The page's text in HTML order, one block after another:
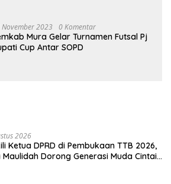
November 2023 0 Komentar
Mura Gelar Turnamen Futsal Pj
Cup Antar SOPD
2026
Ketua DPRD di Pembukaan TTB 2026,
Maulidah Dorong Generasi Muda Cintai